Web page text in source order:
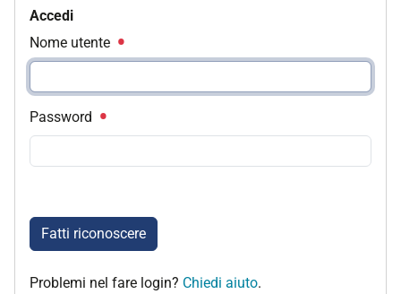
Accedi
Nome utente
Password
Fatti riconoscere
Problemi nel fare login? Chiedi aiuto.